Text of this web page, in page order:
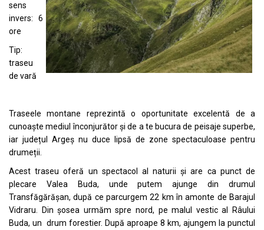
sens
invers: 6
ore
Tip:
traseu
de vară
Traseele montane reprezintă o oportunitate excelentă de a
cunoaște mediul înconjurător și de a te bucura de peisaje superbe,
iar județul Argeș nu duce lipsă de zone spectaculoase pentru
drumeții.
Acest traseu oferă un spectacol al naturii și are ca punct de
plecare Valea Buda, unde putem ajunge din drumul
Transfăgărășan, după ce parcurgem 22 km în amonte de Barajul
Vidraru. Din șosea urmăm spre nord, pe malul vestic al Râului
Buda, un drum forestier. După aproape 8 km, ajungem la punctul